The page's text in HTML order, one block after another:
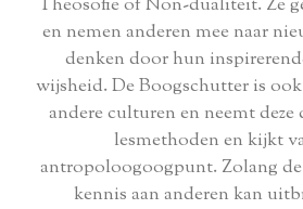
Theosofie of Non-dualiteit. Ze
en nemen anderen mee naar
denken door hun
wijsheid. De Boogschutter is
andere culturen en neemt
lesmethoden en kijkt
antropoloogoogpunt. Zolang
kennis aan anderen kan